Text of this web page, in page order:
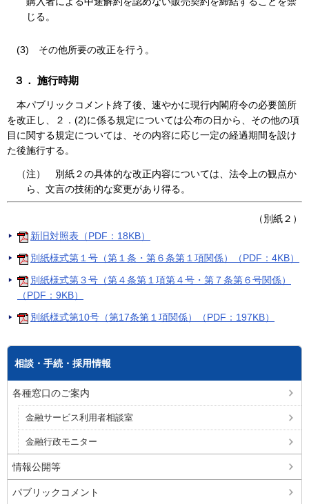
じる。
(3) その他所要の改正を行う。
３． 施行時期
本パブリックコメント終了後、速やかに現行内閣府令の必要箇所
を改正し、２．(2)に係る規定については公布の日から、その他の項
目に関する規定については、その内容に応じ一定の経過期間を設け
た後施行する。
（注） 別紙２の具体的な改正内容については、法令上の観点か
ら、文言の技術的な変更があり得る。
（別紙２）
新旧対照表（PDF：18KB）
別紙様式第１号（第１条・第６条第１項関係）（PDF：4KB）
別紙様式第３号（第４条第１項第４号・第７条第６号関係）
（PDF：9KB）
別紙様式第10号（第17条第１項関係）（PDF：197KB）
相談・手続・採用情報
各種窓口のご案内
金融サービス利用者相談室
金融行政モニター
情報公開等
パブリックコメント